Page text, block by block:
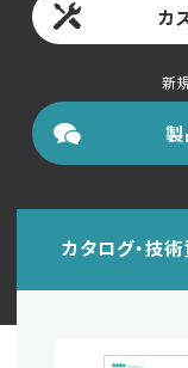
カ
新
カタログ・技